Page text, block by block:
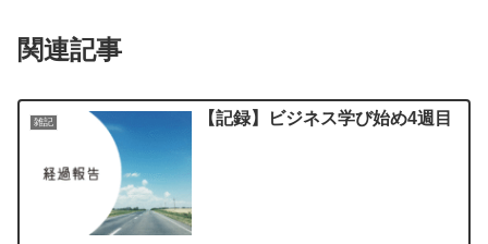
関連記事
雑記 【記録】ビジネス学び始め4週目